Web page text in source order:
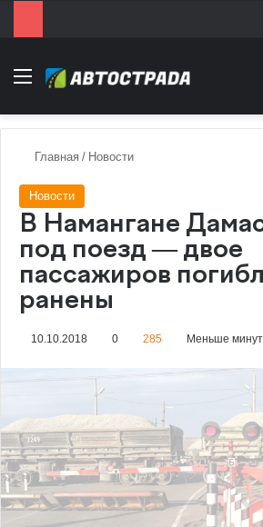
Menu
Главная / Новости
Новости
В Намангане
под поезд — двое
пассажиров
ранены
10.10.2018 0 285 Меньше